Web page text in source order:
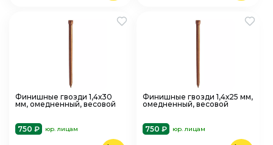
Финишные гвозди 1,4х30
мм, омедненный, весовой
750 ₽ юр. лицам
Финишные гвозди 1,4х25 мм,
омедненный, весовой
750 ₽ юр. лицам